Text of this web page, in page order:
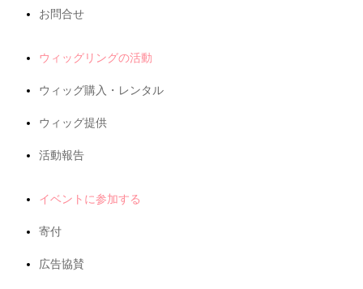
お問合せ
ウィッグリングの活動
ウィッグ購入・レンタル
ウィッグ提供
活動報告
イベントに参加する
寄付
広告協賛